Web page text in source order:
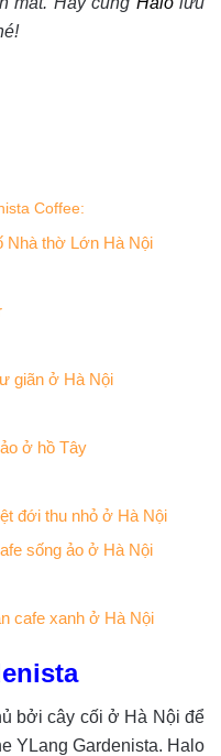
Coffee:
Nhà thờ Lớn Hà Nội
giãn ở Hà Nội
ở hồ Tây
đới thu nhỏ ở Hà Nội
sống ảo ở Hà Nội
cafe xanh ở Hà Nội
bởi cây cối ở Hà Nội để
YLang Gardenista. Halo